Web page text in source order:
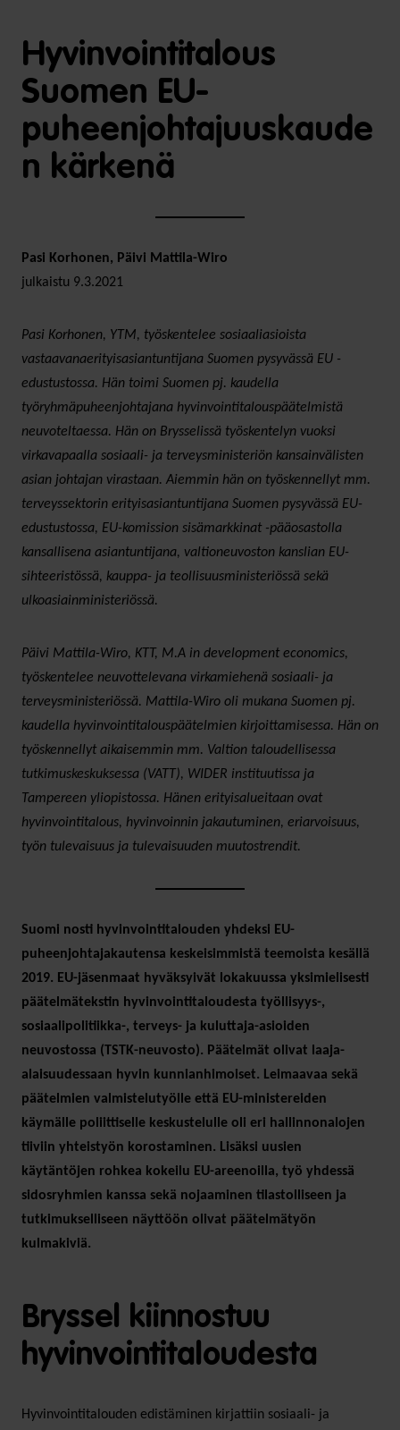
Hyvinvointitalous
Suomen EU-
puheenjohtajuuskaude
n kärkenä
Pasi Korhonen, Päivi Mattila-Wiro
julkaistu 9.3.2021
Pasi Korhonen, YTM, työskentelee sosiaaliasioista
vastaavanaerityisasiantuntijana Suomen pysyvässä EU -
edustustossa. Hän toimi Suomen pj. kaudella
työryhmäpuheenjohtajana hyvinvointitalouspäätelmistä
neuvoteltaessa. Hän on Brysselissä työskentelyn vuoksi
virkavapaalla sosiaali- ja terveysministeriön kansainvälisten
asian johtajan virastaan. Aiemmin hän on työskennellyt mm.
terveyssektorin erityisasiantuntijana Suomen pysyvässä EU-
edustustossa, EU-komission sisämarkkinat -pääosastolla
kansallisena asiantuntijana, valtioneuvoston kanslian EU-
sihteeristössä, kauppa- ja teollisuusministeriössä sekä
ulkoasiainministeriössä.
Päivi Mattila-Wiro, KTT, M.A in development economics,
työskentelee neuvottelevana virkamiehenä sosiaali- ja
terveysministeriössä. Mattila-Wiro oli mukana Suomen pj.
kaudella hyvinvointitalouspäätelmien kirjoittamisessa. Hän on
työskennellyt aikaisemmin mm. Valtion taloudellisessa
tutkimuskeskuksessa (VATT), WIDER instituutissa ja
Tampereen yliopistossa. Hänen erityisalueitaan ovat
hyvinvointitalous, hyvinvoinnin jakautuminen, eriarvoisuus,
työn tulevaisuus ja tulevaisuuden muutostrendit.
Suomi nosti hyvinvointitalouden yhdeksi EU-
puheenjohtajakautensa keskeisimmistä teemoista kesällä
2019. EU-jäsenmaat hyväksyivät lokakuussa yksimielisesti
päätelmätekstin hyvinvointitaloudesta työllisyys-,
sosiaalipolitiikka-, terveys- ja kuluttaja-asioiden
neuvostossa (TSTK-neuvosto). Päätelmät olivat laaja-
alaisuudessaan hyvin kunnianhimoiset. Leimaavaa sekä
päätelmien valmistelutyölle että EU-ministereiden
käymälle poliittiselle keskustelulle oli eri hallinnonalojen
tiiviin yhteistyön korostaminen. Lisäksi uusien
käytäntöjen rohkea kokeilu EU-areenoilla, työ yhdessä
sidosryhmien kanssa sekä nojaaminen tilastolliseen ja
tutkimukselliseen näyttöön olivat päätelmätyön
kulmakiviä.
Bryssel kiinnostuu
hyvinvointitaloudesta
Hyvinvointitalouden edistäminen kirjattiin sosiaali- ja